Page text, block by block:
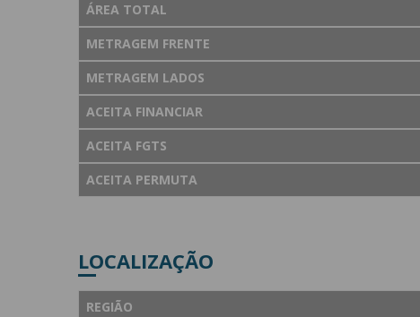
ÁREA TOTAL
METRAGEM FRENTE
METRAGEM LADOS
ACEITA FINANCIAR
ACEITA FGTS
ACEITA PERMUTA
LOCALIZAÇÃO
REGIÃO